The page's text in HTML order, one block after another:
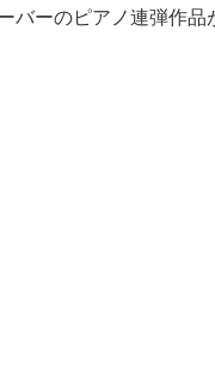
バーのピアノ連弾作品